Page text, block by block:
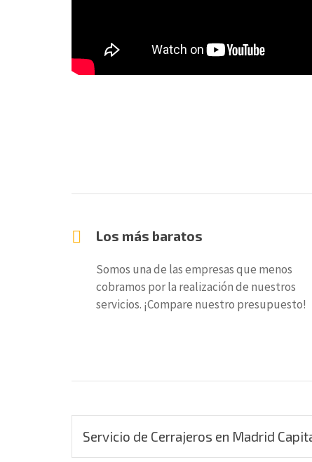
Los más baratos
Somos una de las empresas que menos
cobramos por la realización de nuestros
servicios. ¡Compare nuestro presupuesto!
Servicio de Cerrajeros en Madrid